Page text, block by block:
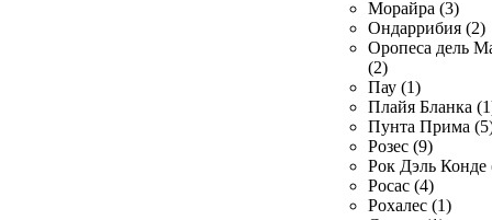
Морайра (3)
Ондаррибия (2)
Оропеса дель
(2)
Пау (1)
Плайя Бланка
Пунта Прима
Розес (9)
Рок Дэль Конде
Росас (4)
Рохалес (1)